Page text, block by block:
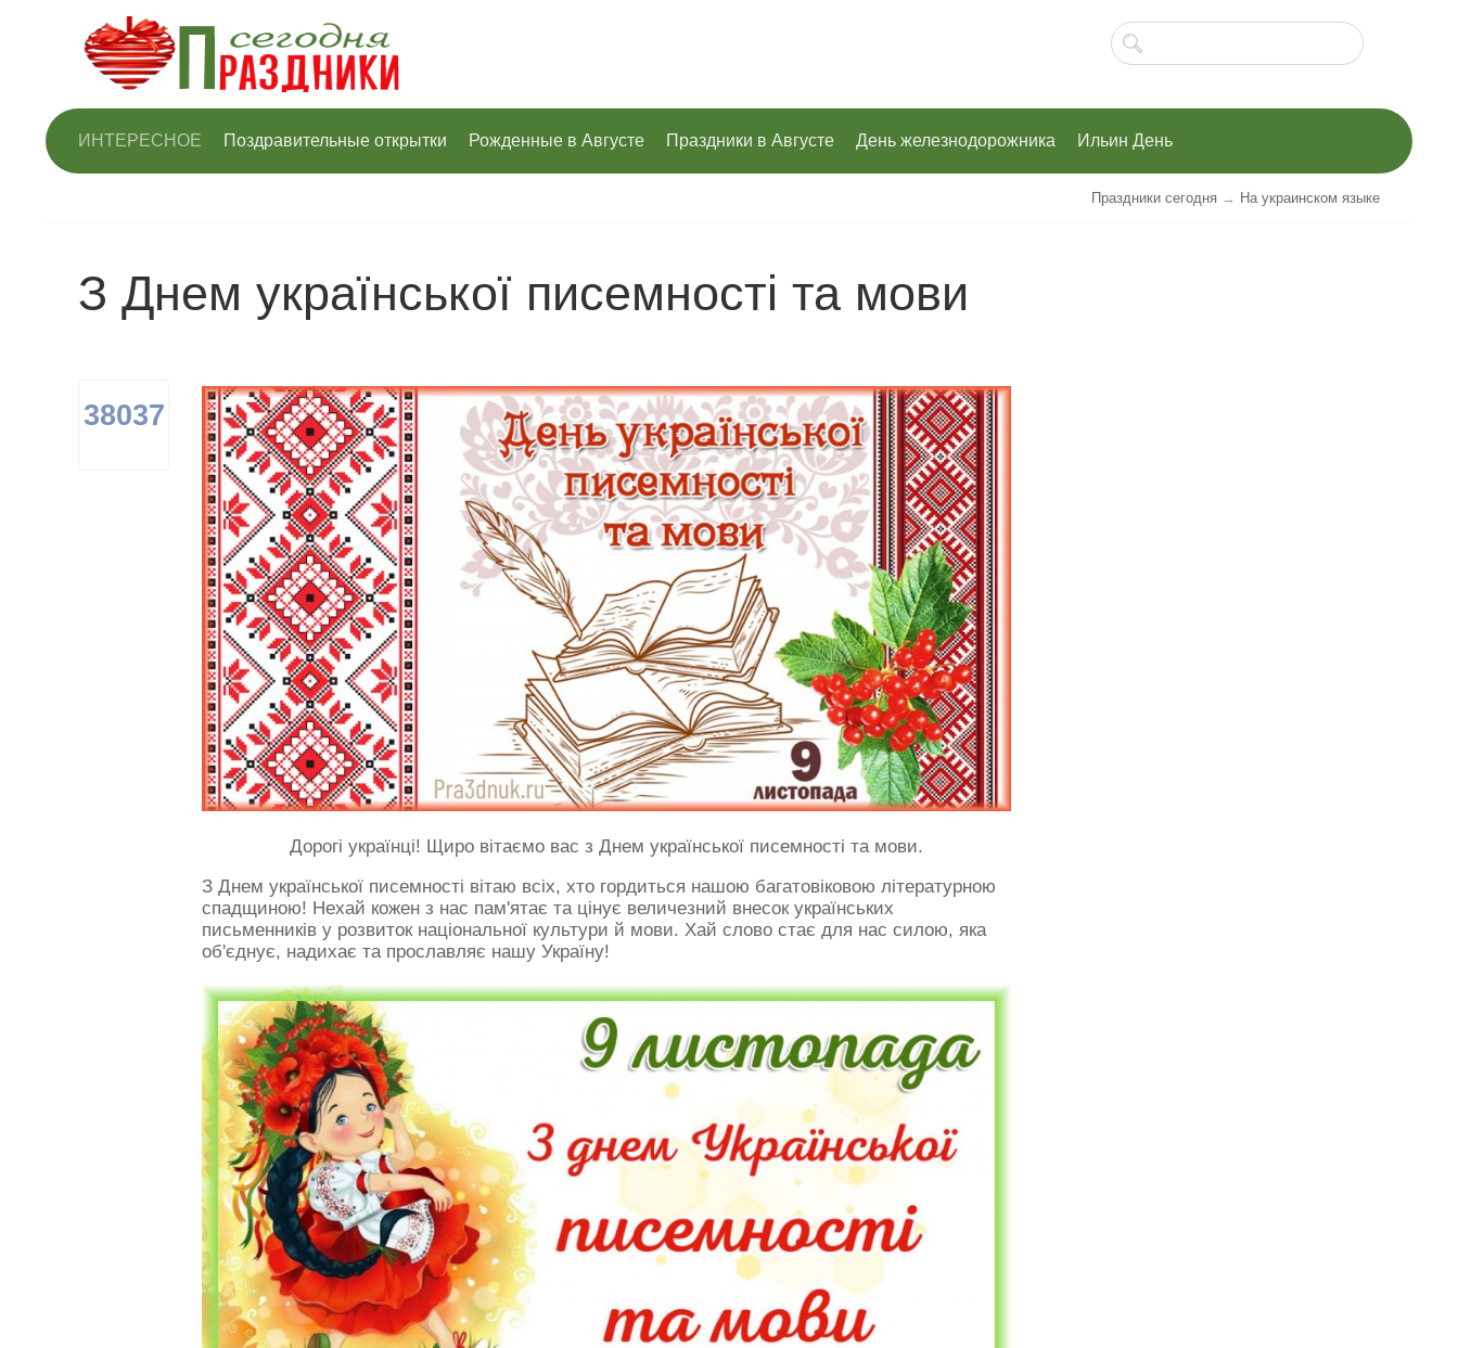
ИНТЕРЕСНОЕ Поздравительные открытки Рожденные в Августе Праздники в Августе День железнодорожника Ильин День
Праздники сегодня → На украинском языке
З Днем української писемності та мови
38037
Дорогі українці! Щиро вітаємо вас з Днем української писемності та мови.
З Днем української писемності вітаю всіх, хто гордиться нашою багатовіковою літературною
спадщиною! Нехай кожен з нас пам'ятає та цінує величезний внесок українських
письменників у розвиток національної культури й мови. Хай слово стає для нас силою, яка
об'єднує, надихає та прославляє нашу Україну!